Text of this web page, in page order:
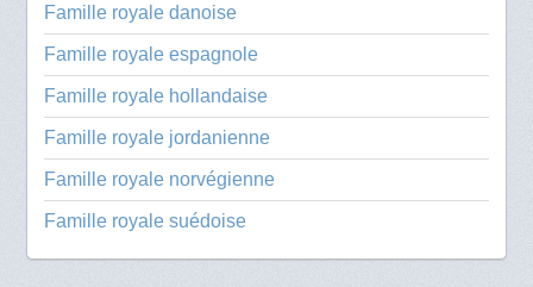
Famille royale danoise
Famille royale espagnole
Famille royale hollandaise
Famille royale jordanienne
Famille royale norvégienne
Famille royale suédoise